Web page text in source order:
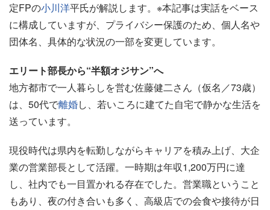
定FPの小川洋平氏が解説します。※本記事は実話をベース
に構成していますが、プライバシー保護のため、個人名や
団体名、具体的な状況の一部を変更しています。
エリート部長から“半額オジサン”へ
地方都市で一人暮らしを営む佐藤健二さん（仮名／73歳）
は、50代で離婚し、若いころに建てた自宅で静かな生活を
送っています。
現役時代は県内を転勤しながらキャリアを積み上げ、大企
業の営業部長として活躍。一時期は年収1,200万円に達
し、社内でも一目置かれる存在でした。営業職ということ
もあり、夜の付き合いも多く、高級店での会食や接待が日